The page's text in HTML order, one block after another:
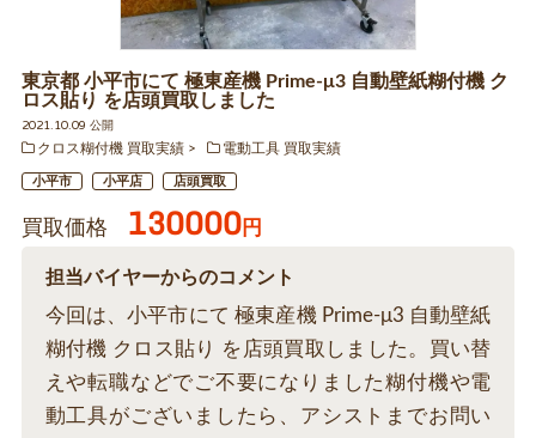
東京都 小平市にて 極東産機 Prime-μ3 自動壁紙糊付機 ク
ロス貼り を店頭買取しました
2021.10.09 公開
クロス糊付機 買取実績
電動工具 買取実績
小平市 小平店 店頭買取
買取価格 130000円
担当バイヤーからのコメント
今回は、小平市にて 極東産機 Prime-μ3 自動壁紙
糊付機 クロス貼り を店頭買取しました。買い替
えや転職などでご不要になりました糊付機や電
動工具がございましたら、アシストまでお問い